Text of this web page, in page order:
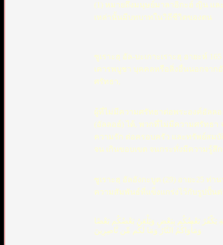
(1) หมายถึงมนุษย์มาลาอิกะฮ์ ญิน แล
เหล่านั้นมีบทบาทในวิถีชีวิตของตน
ซูเราะฮฺ อัล-บะเกาะเราะฮฺ อายะห์
เคารพบูชา บุคคลหรือสิ่งอื่นนอกจาก
ศรัทธา,
ผู้ที่ไม่มีความศรัทธาต่อพระองค์อัลล
(อัลลอฮ์) ได้, พวกที่ไม่มีความศรัทธา
ความรัก ต่อครอบครัว และทรัพย์สมบั
จน เกินขอบเขต จนกระทั่งมีความรู้สึ
ซูเราะฮฺ อัลอังกะบูต (29) อายะ25 ท่
ความสัมพันธ์ที่แข็งแกร่งไว้กับรูปปั้นต่
يَكْفُرُ بَعْضُكُم بِبَعْضٍ وَيَلْعَنُ بَعْضُكُم بَعْضًا
وَمَأْوَاكُمُ النَّارُ وَمَا لَكُم مِّن نَّاصِرِينَ